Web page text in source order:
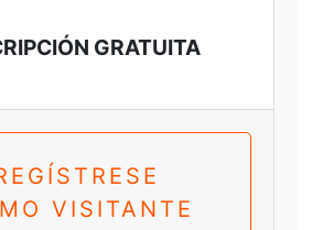
GRATUITA
VISITANTE